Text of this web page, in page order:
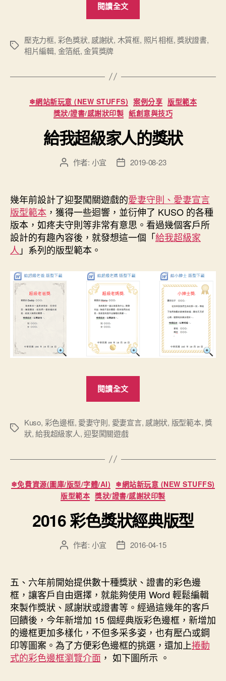
閱讀全文
壓
獎
牌
獎
狀”
標
壓克力框, 彩色獎狀, 感謝狀, 木質框, 照片相框,獎狀證書,
相片編輯, 金箔紙,金質獎牌
分
類
❄網站新玩意 (NEW STUFFS) 案例分享 版型範本
獎狀/證書/感謝狀印製 紙創意與技巧
給我超級家人的獎狀
文
者
作者: 小宜
文
佈
日
期
2019-08-23
幾年前設計了迎娶闖關遊戲的愛妻守則、愛妻宣言
版型範本 ，獲得一些迴響，並衍伸了 KUSO 的各種
版本，如疼夫守則等非常有意思。看過幾個客戶所
設計的有趣內容後，就發想這一個「給我超級家
人 」系列的版型範本。
閱讀全文
級
的
獎
狀”
標
Kuso, 彩色邊框, 愛妻守則, 愛妻宣言, 感謝狀, 版型範本,獎
狀,給我超級家人,迎娶闖關遊戲
分
類
❄免費資源(圖庫/版型/字體/AI) ❄網站新玩意 (NEW STUFFS)
版型範本 獎狀/證書/感謝狀印製
2016 彩色獎狀經典版型
文
者
作者: 小宜
文
佈
日
期
2016-04-15
五、六年前開始提供數十種獎狀、證書的彩色邊
框，讓客戶自由選擇，就能夠使用 Word 輕鬆編輯
來製作獎狀、感謝狀或證書等。經過這幾年的客戶
回饋後，今年新增加 15 個經典版彩色邊框，新增加
的邊框更加多樣化，不但多采多姿，也有壓凸或鋼
印等圖案。為了方便彩色邊框的挑選，還加上捲動
式的彩色邊框瀏覽介面 ， 如下圖所示 。